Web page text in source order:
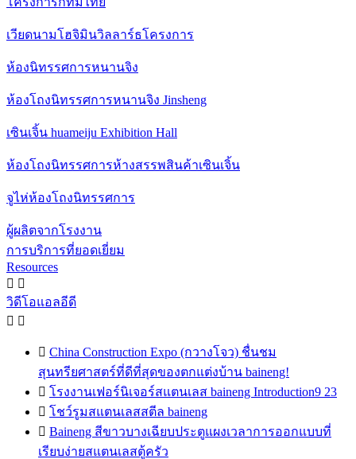
เวียดนามโฮจิมินวิลลาร์ธโครงการ
ห้องนิทรรศการหนานจิง
ห้องโถงนิทรรศการหนานจิง Jinsheng
เซินเจิ้น huameiju Exhibition Hall
ห้องโถงนิทรรศการห้างสรรพสินค้าเซินเจิ้น
จูไห่ห้องโถงนิทรรศการ
ผู้ผลิตจากโรงงาน
การบริการที่ยอดเยี่ยม
Resources
 
วิดีโอแอลอีดี
 
 China Construction Expo (กวางโจว) ชื่นชม
สุนทรียศาสตร์ที่ดีที่สุดของตกแต่งบ้าน baineng!
 โรงงานเฟอร์นิเจอร์สแตนเลส baineng Introduction9 23
 โชว์รูมสแตนเลสสตีล baineng
 Baineng สีขาวบางเฉียบประตูแผงเวลาการออกแบบที่
เรียบง่ายสแตนเลสตู้ครัว